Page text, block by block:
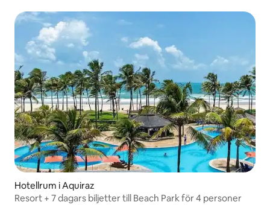
Hotellrum i Aquiraz
Resort + 7 dagars biljetter till Beach Park för 4 personer